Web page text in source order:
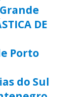
DE
Porto
do Sul